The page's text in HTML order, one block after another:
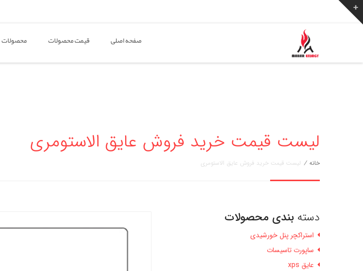
صفحه اصلی قیمت محصولات محصولات
لیست قیمت خرید فروش عایق الاستومری
خانه / لیست قیمت خرید فروش عایق الاستومری
دسته بندی محصولات
استراکچر پنل خورشیدی
ساپورت تاسیسات
عایق xps